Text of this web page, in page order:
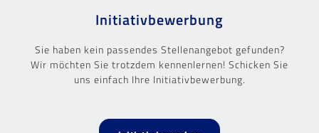
Initiativbewerbung
Sie haben kein passendes Stellenangebot gefunden?
Wir möchten Sie trotzdem kennenlernen! Schicken Sie
uns einfach Ihre Initiativbewerbung.